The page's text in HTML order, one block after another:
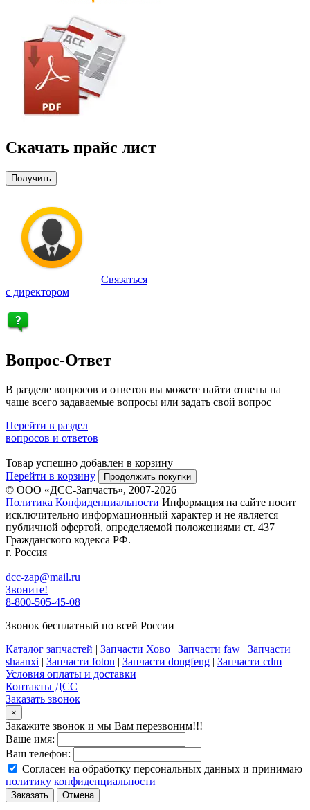
Скачать прайс лист
Получить
Связаться
с директором
Вопрос-Ответ
В разделе вопросов и ответов вы можете найти ответы на
чаще всего задаваемые вопросы или задать свой вопрос
Перейти в раздел
вопросов и ответов
Товар успешно добавлен в корзину
Перейти в корзину
Продолжить покупки
© ООО «ДСС-Запчасть», 2007-2026
Политика Конфиденциальности Информация на сайте носит
исключительно информационный характер и не является
публичной офертой, определяемой положениями ст. 437
Гражданского кодекса РФ.
г. Россия
dcc-zap@mail.ru
Звоните!
8-800-505-45-08
Звонок бесплатный по всей России
Каталог запчастей | Запчасти Хово | Запчасти faw | Запчасти
shaanxi | Запчасти foton | Запчасти dongfeng | Запчасти cdm
Условия оплаты и доставки
Контакты ДСС
Заказать звонок
×
Закажите звонок и мы Вам перезвоним!!!
Ваше имя:
Ваш телефон:
Согласен на обработку персональных данных и принимаю
политику конфиденциальности
Заказать Отмена